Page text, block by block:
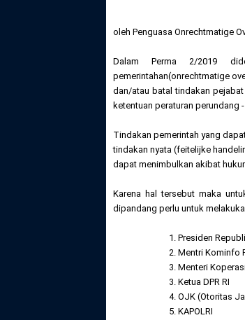
oleh Penguasa Onrechtmatige
Dalam Perma 2/2019
pemerintahan(onrechtmatige
dan/atau batal tindakan
ketentuan peraturan perundang
Tindakan pemerintah yang
tindakan nyata (feitelijke
dapat menimbulkan akibat
Karena hal tersebut maka
dipandang perlu untuk
1. Presiden
2. Mentri Kominfo
3. Menteri
3. Ketua DPR RI
4. OJK (Otoritas
5. KAPOLRI